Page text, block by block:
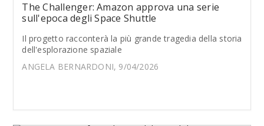
The Challenger: Amazon approva una serie
sull'epoca degli Space Shuttle
Il progetto racconterà la più grande tragedia della storia
dell'esplorazione spaziale
ANGELA BERNARDONI, 9/04/2026